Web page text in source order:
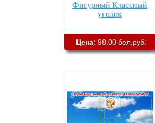
Фигурный Классный
уголок
Цена: 98.00 бел.руб.